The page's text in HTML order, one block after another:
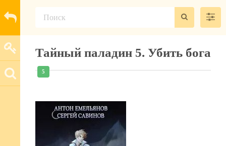
Тайный паладин 5. Убить бога
5